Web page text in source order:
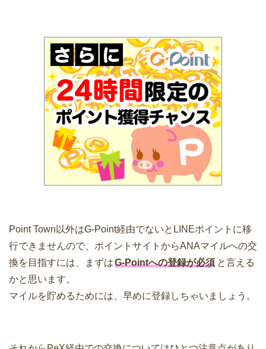
Point Town以外はG-Point経由でないとLINEポイントに移
行できませんので、ポイントサイトからANAマイルへの交
換を目指すには、まずはG-Pointへの登録が必須 と言える
かと思います。
マイルを貯めるためには、早めに登録しちゃいましょう。